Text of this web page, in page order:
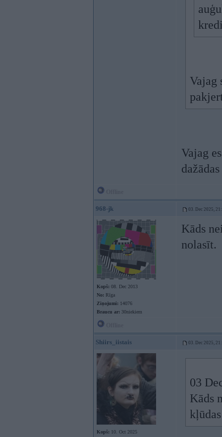
Vajag
Vajag
968-jk 03. Dec 2025,
Kopš: 08. Dec 2013
No: Rīga
Ziņojumi: 14076
Braucu ar: 30niekiem
Kāds
nolasīt.
Shiirs_iistais 03. Dec 2025,
Kopš: 10. Oct 2025
03
Kāds